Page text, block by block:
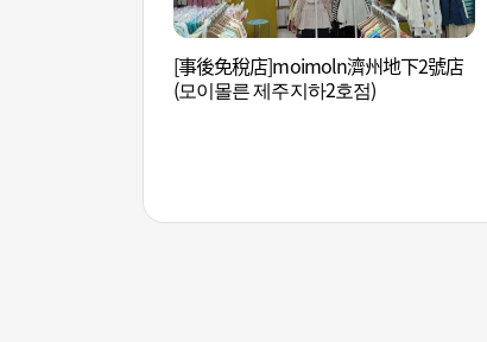
[事後免稅店]moimoln濟州地下2號店
(모이몰른 제주지하2호점)